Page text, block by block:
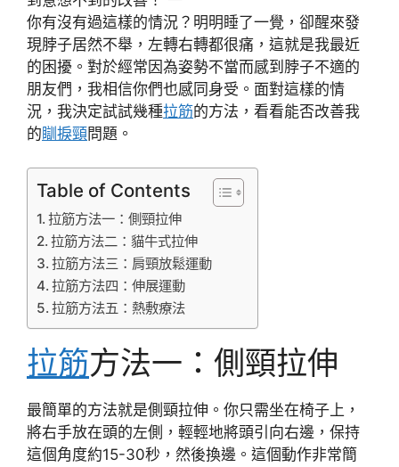
你有沒有過這樣的情況？明明睡了一覺，卻醒來發
現脖子居然不舉，左轉右轉都很痛，這就是我最近
的困擾。對於經常因為姿勢不當而感到脖子不適的
朋友們，我相信你們也感同身受。面對這樣的情
況，我決定試試幾種拉筋的方法，看看能否改善我
的瞓捩頸問題。
Table of Contents
拉筋方法一：側頸拉伸
拉筋方法二：貓牛式拉伸
拉筋方法三：肩頸放鬆運動
拉筋方法四：伸展運動
拉筋方法五：熱敷療法
拉筋方法一：側頸拉伸
最簡單的方法就是側頸拉伸。你只需坐在椅子上，
將右手放在頭的左側，輕輕地將頭引向右邊，保持
這個角度約15-30秒，然後換邊。這個動作非常簡